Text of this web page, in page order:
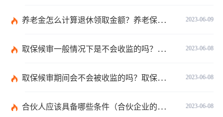
2023-06-09
养老金怎么计算退休领取金额？养老保险领取条件是什么？
2023-06-08
取保候审一般情况下是不会收监的吗？取保候审的条件是什么？ 世界热讯
2023-06-08
取保候审期间会不会被收监的吗？取保候审后还会被逮捕吗？
2023-06-08
合伙人应该具备哪些条件（合伙企业的成立条件有哪些）